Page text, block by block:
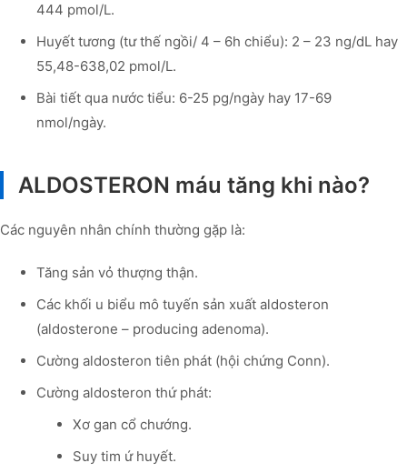
444 pmol/L.
Huyết tương (tư thế ngồi/ 4 – 6h chiểu): 2 – 23 ng/dL hay
55,48-638,02 pmol/L.
Bài tiết qua nước tiểu: 6-25 pg/ngày hay 17-69
nmol/ngày.
ALDOSTERON máu tăng khi nào?
Các nguyên nhân chính thường gặp là:
Tăng sản vỏ thượng thận.
Các khối u biểu mô tuyến sản xuất aldosteron
(aldosterone – producing adenoma).
Cường aldosteron tiên phát (hội chứng Conn).
Cường aldosteron thứ phát:
Xơ gan cổ chướng.
Suy tim ứ huyết.